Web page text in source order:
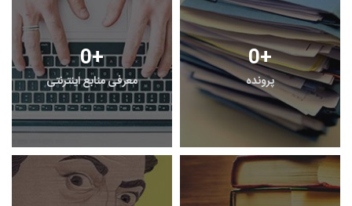
0+
معرفی منابع اینترنتی
0+
پرونده